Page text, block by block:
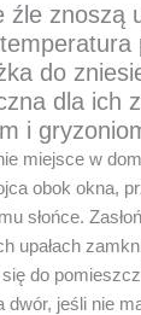
źle znoszą
do
dla ich
i
miejsce w
obok okna,
słońce.
upałach
do
dwór, jeśli nie